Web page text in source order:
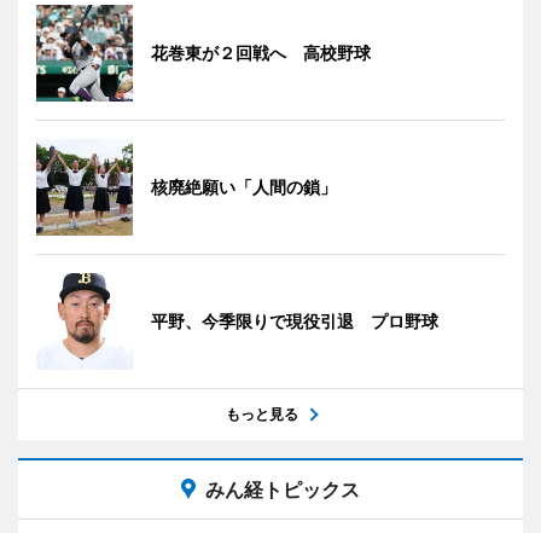
花巻東が２回戦へ 高校野球
核廃絶願い「人間の鎖」
平野、今季限りで現役引退 プロ野球
もっと見る
みん経トピックス